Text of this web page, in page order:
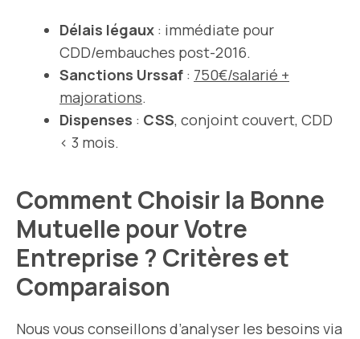
Délais légaux : immédiate pour
CDD/embauches post-2016.
Sanctions Urssaf : 750€/salarié +
majorations.
Dispenses : CSS, conjoint couvert, CDD
< 3 mois.
Comment Choisir la Bonne
Mutuelle pour Votre
Entreprise ? Critères et
Comparaison
Nous vous conseillons d’analyser les besoins via